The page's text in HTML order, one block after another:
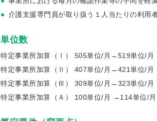
介護支援専門員が取り扱う１人当たりの利用
単位数
特定事業所加算（Ⅰ） 505単位/月→519単位/月
特定事業所加算（Ⅱ） 407単位/月→421単位/月
特定事業所加算（Ⅲ） 309単位/月→323単位/月
特定事業所加算（Ａ） 100単位/月 →114単位/月